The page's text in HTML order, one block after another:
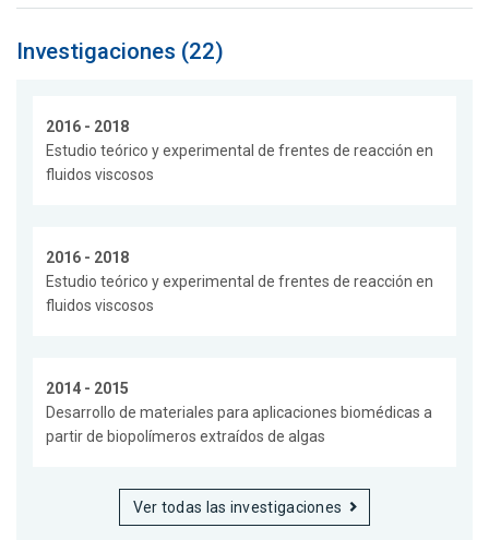
Investigaciones (22)
2016 - 2018
Estudio teórico y experimental de frentes de reacción en
fluidos viscosos
2016 - 2018
Estudio teórico y experimental de frentes de reacción en
fluidos viscosos
2014 - 2015
Desarrollo de materiales para aplicaciones biomédicas a
partir de biopolímeros extraídos de algas
Ver todas las investigaciones